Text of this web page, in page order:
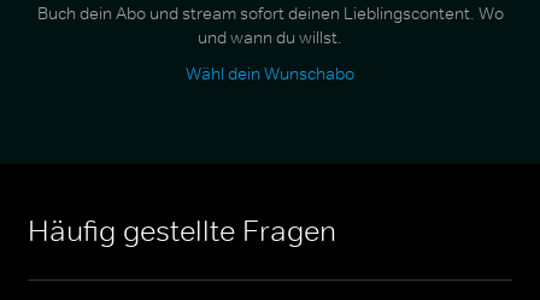
Buch dein Abo und stream sofort deinen Lieblingscontent. Wo
und wann du willst.
Wähl dein Wunschabo
Häufig gestellte Fragen